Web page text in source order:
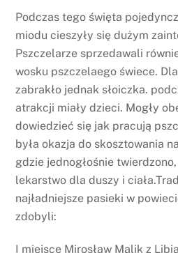
Podczas tego święta
miodu cieszyły się dużym
Pszczelarze sprzedawali
wosku pszczelaego świece.
zabrakło jednak słoiczka.
atrakcji miały dzieci. Mogły
dowiedzieć się jak pracują
była okazja do skosztowania
gdzie jednogłośnie
lekarstwo dla duszy i
najładniejsze pasieki w
zdobyli:
I miejsce Mirosław Malik z